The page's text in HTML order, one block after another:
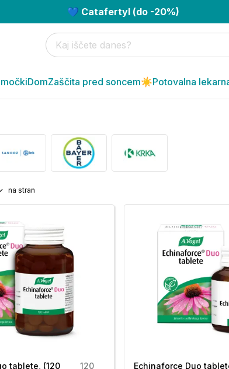
💙 Catafertyl (do -20%)
DomZaščita pred soncem☀️Potovalna
na stran
tablete, (120
120
Echinaforce Duo